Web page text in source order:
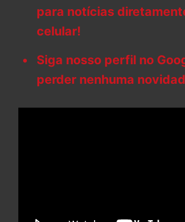
para notícias
celular!
Siga nosso perfil no
perder nenhuma